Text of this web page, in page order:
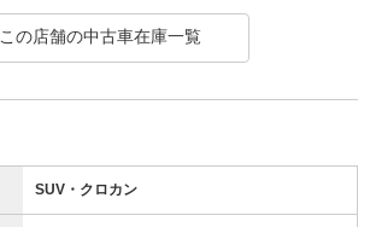
この店舗の中古車在庫一覧
SUV・クロカン